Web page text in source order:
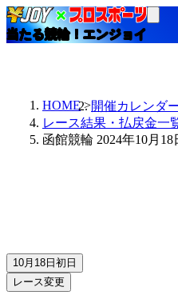
当たる競輪！エンジョイ
HOME 開催カレンダ
レース結果・払戻金一
函館競輪 2024年10月
10月18日 初日
レース変更